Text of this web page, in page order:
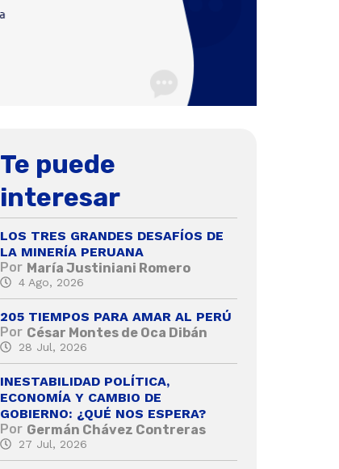
Te puede
interesar
LOS TRES GRANDES DESAFÍOS DE
LA MINERÍA PERUANA
Por María Justiniani Romero
4 Ago, 2026
205 TIEMPOS PARA AMAR AL PERÚ
Por César Montes de Oca Dibán
28 Jul, 2026
INESTABILIDAD POLÍTICA,
ECONOMÍA Y CAMBIO DE
GOBIERNO: ¿QUÉ NOS ESPERA?
Por Germán Chávez Contreras
27 Jul, 2026